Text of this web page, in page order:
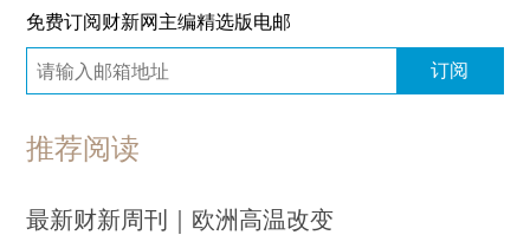
免费订阅财新网主编精选版电邮
订阅
推荐阅读
最新财新周刊｜欧洲高温改变